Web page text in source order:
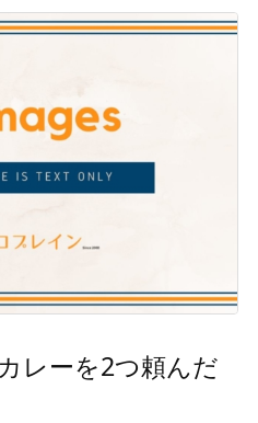
レーを2つ頼んだ